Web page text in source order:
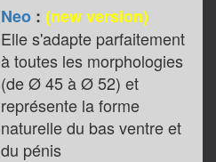
Neo : (new version)
Elle s'adapte parfaitement
à toutes les morphologies
(de Ø 45 à Ø 52) et
représente la forme
naturelle du bas ventre et
du pénis